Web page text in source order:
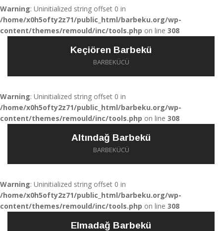
Warning: Uninitialized string offset 0 in
/home/x0h5ofty2z71/public_html/barbeku.org/wp-
content/themes/remould/inc/tools.php on line 308
Keçiören Barbekü
BARBEKÜCÜ
Warning: Uninitialized string offset 0 in
/home/x0h5ofty2z71/public_html/barbeku.org/wp-
content/themes/remould/inc/tools.php on line 308
Altındağ Barbekü
BARBEKÜCÜ
Warning: Uninitialized string offset 0 in
/home/x0h5ofty2z71/public_html/barbeku.org/wp-
content/themes/remould/inc/tools.php on line 308
Elmadağ Barbekü